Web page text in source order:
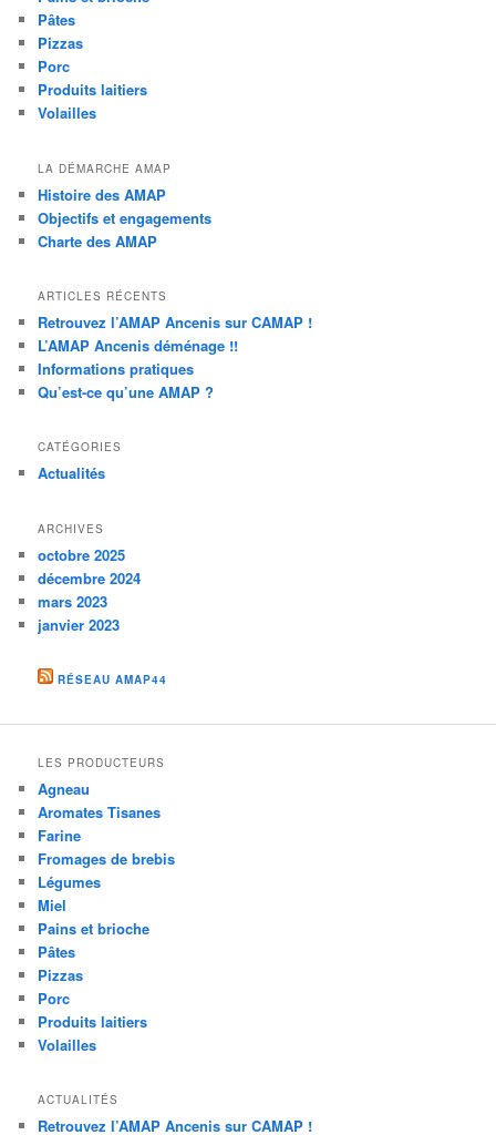
Pâtes
Pizzas
Porc
Produits laitiers
Volailles
LA DÉMARCHE AMAP
Histoire des AMAP
Objectifs et engagements
Charte des AMAP
ARTICLES RÉCENTS
Retrouvez l’AMAP Ancenis sur CAMAP !
L’AMAP Ancenis déménage !!
Informations pratiques
Qu’est-ce qu’une AMAP ?
CATÉGORIES
Actualités
ARCHIVES
octobre 2025
décembre 2024
mars 2023
janvier 2023
RÉSEAU AMAP44
LES PRODUCTEURS
Agneau
Aromates Tisanes
Farine
Fromages de brebis
Légumes
Miel
Pains et brioche
Pâtes
Pizzas
Porc
Produits laitiers
Volailles
ACTUALITÉS
Retrouvez l’AMAP Ancenis sur CAMAP !